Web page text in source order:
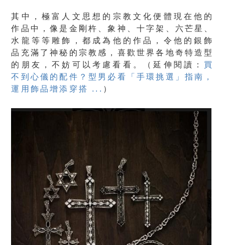
其中，極富人文思想的 宗教文化便體現在他的
作品中，像是 金剛杵、象神、十字架、六芒星、
水龍 等等雕飾，都成為他的作品，令他的銀飾
品充滿了神秘的宗教感，喜歡世界各地奇特造型
的朋友，不妨可以考慮看看。（延伸閱讀： 買
不到心儀的配件？型男必看「手環挑選」指南，
運用飾品增添穿搭 ... ）